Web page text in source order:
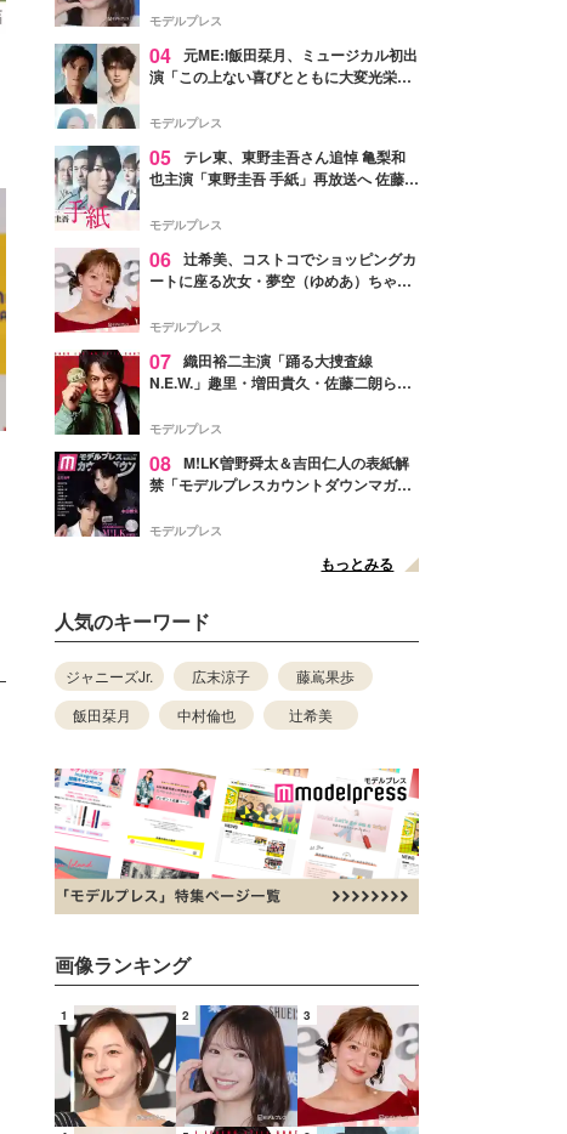
モデルプレス
04 元ME:I飯田栞月、ミュージカル初出
演「この上ない喜びとともに大変光栄」
ャスト発表
モデルプレス
05 テレ東、東野圭吾さん追悼 亀梨和
也主演「東野圭吾 手紙」再放送へ 佐藤隆
モデルプレス
06 辻希美、コストコでショッピングカ
ートに座る次女・夢空（ゆめあ）ちゃん
ぎ」「成長を感じる」の声
モデルプレス
07 織田裕二主演「踊る大捜査線
N.E.W.」趣里・増田貴久・佐藤二朗ら新
徴する“謎のキーワード”も
モデルプレス
08 M!LK曽野舜太＆吉田仁人の表紙解
禁「モデルプレスカウントダウンマガジ
モデルプレス
もっとみる
人気のキーワード
ジャニーズJr. 広末涼子
藤嶌果歩
飯田栞月
中村倫也 辻希美
画像ランキング
1 2 3